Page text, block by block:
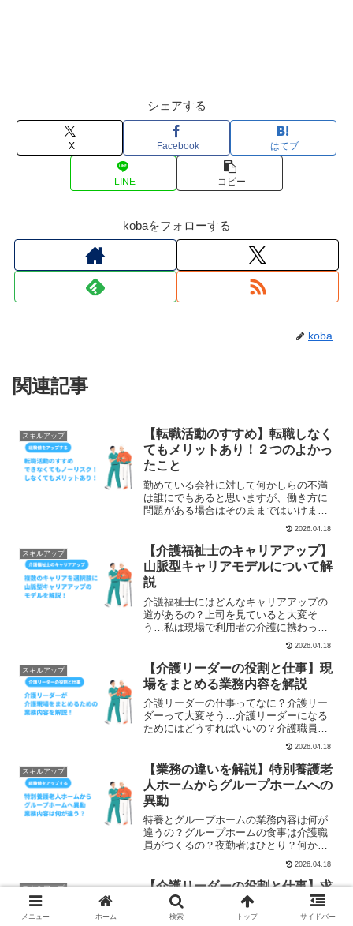
シェアする
X Facebook はてブ
LINE コピー
kobaをフォローする
koba
関連記事
スキルアップ
【転職活動のすすめ】転職しなく
てもメリットあり！２つのよかっ
たこと
勤めている会社に対して何かしらの不満
は誰にでもあると思いますが、働き方に
問題がある場合はそのままではいけませ
ん。1人の業務量が多すぎるサービス残業
が多い組織内の役割分担に偏りがあり、
負担が大きいこういった理由で転職を考
えるようになりましたが...
2026.04.18
スキルアップ
【介護福祉士のキャリアアップ】
山脈型キャリアモデルについて解
説
介護福祉士にはどんなキャリアアップの
道があるの？上司を見ていると大変そ
う…私は現場で利用者の介護に携わって
いきたいリーダー、管理職、施設長を目
指して施設運営や経営に関わりたい介護
事業所で働く多くは介護職員です。その
中には「介護福祉士」の国家...
2026.04.18
スキルアップ
【介護リーダーの役割と仕事】現
場をまとめる業務内容を解説
介護リーダーの仕事ってなに？介護リー
ダーって大変そう…介護リーダーになる
ためにはどうすればいいの？介護職員と
して現場で業務して、リーダーにならな
いかと話を受けて、評価されての昇進！
でも、介護リーダーって何をすればいい
の？私にできるの？と最初...
2026.04.18
スキルアップ
【業務の違いを解説】特別養護老
人ホームからグループホームへの
異動
特養とグループホームの業務内容は何が
違うの？グループホームの食事は介護職
員がつくるの？夜勤者はひとり？何かあ
ったらどうするの？特別養護老人ホーム
からグループホームへ異動・または転職
する時に、このような不安があります。
同じ介護現場であっても、...
2026.04.18
スキルアップ
【介護リーダーの役割と仕事】求
められる能力と技術を解説
介護リーダーの仕事ってなに？介護リー
メニュー ホーム 検索 トップ サイドバー